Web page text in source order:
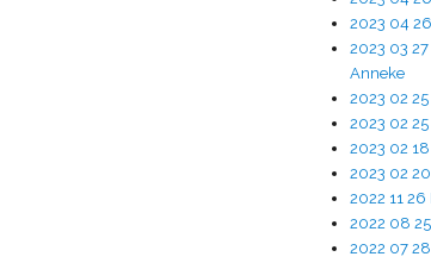
2023 04
2023 03
Anneke
2023 02 25
2023 02
2023 02
2023 02 20
2022 11
2022 08
2022 07